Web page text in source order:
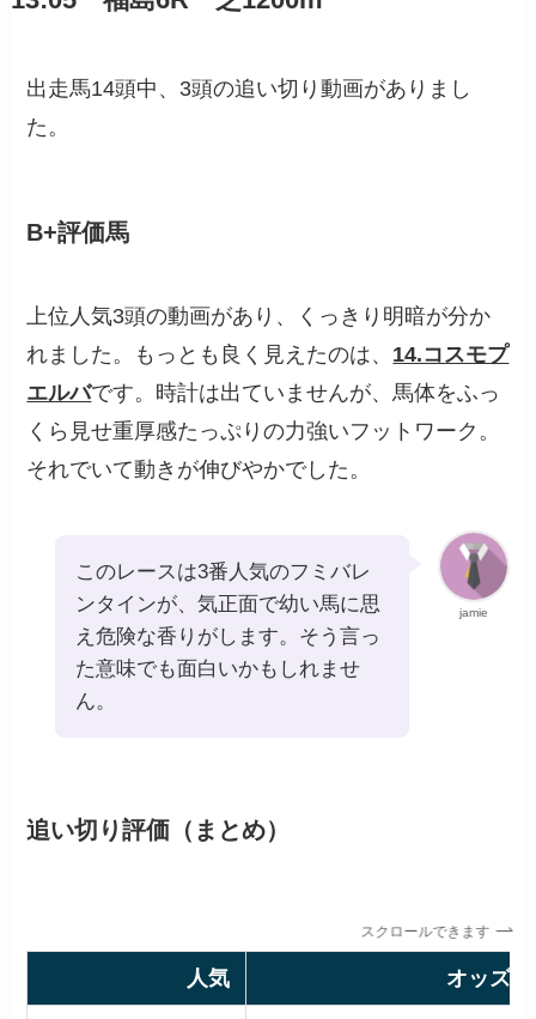
出走馬14頭中、3頭の追い切り動画がありまし
た。
B+評価馬
上位人気3頭の動画があり、くっきり明暗が分か
れました。もっとも良く見えたのは、 14.コスモプ
エルバです。時計は出ていませんが、馬体をふっ
くら見せ重厚感たっぷりの力強いフットワーク。
それでいて動きが伸びやかでした。
jamie
このレースは3番人気のフミバレ
ンタインが、気正面で幼い馬に思
え危険な香りがします。そう言っ
た意味でも面白いかもしれませ
ん。
追い切り評価（まとめ）
スクロールできます
人気 オッズ